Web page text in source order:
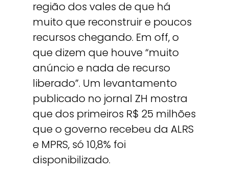
região dos vales de que há
muito que reconstruir e poucos
recursos chegando. Em off, o
que dizem que houve “muito
anúncio e nada de recurso
liberado”. Um levantamento
publicado no jornal ZH mostra
que dos primeiros R$ 25 milhões
que o governo recebeu da ALRS
e MPRS, só 10,8% foi
disponibilizado.